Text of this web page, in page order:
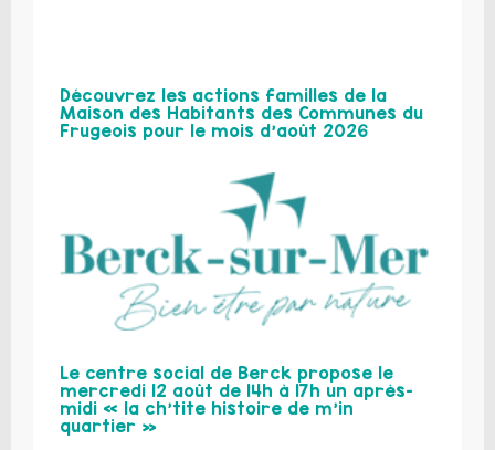
Découvrez les actions familles de la
Maison des Habitants des Communes du
Frugeois pour le mois d’août 2026
Le centre social de Berck propose le
mercredi 12 août de 14h à 17h un après-
midi « la ch’tite histoire de m’in
quartier »